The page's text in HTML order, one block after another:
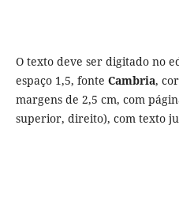
O texto deve ser digitado no
espaço 1,5, fonte Cambria,
margens de 2,5 cm, com
superior, direito), com texto